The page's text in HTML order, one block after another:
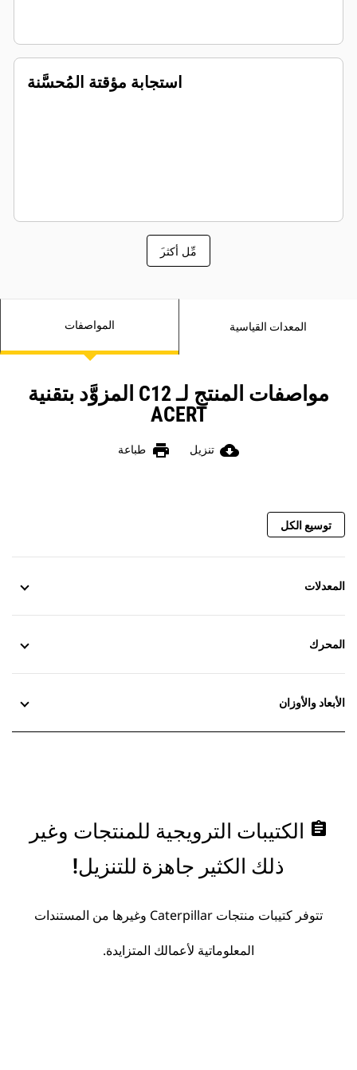
استجابة مؤقتة المُحسَّنة
َمِّل أكثر
المواصفات المعدات القياسية
مواصفات المنتج لـ C12 المزوَّد بتقنية
ACERT
cloud_download تنزيل print طباعة
توسيع الكل
المعدلات
المحرك
الأبعاد والأوزان
assignment الكتيبات الترويجية للمنتجات وغير
ذلك الكثير جاهزة للتنزيل!
تتوفر كتيبات منتجات Caterpillar وغيرها من المستندات
المعلوماتية لأعمالك المتزايدة.